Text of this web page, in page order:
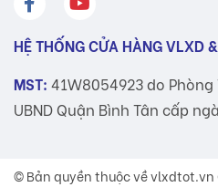
HỆ THỐNG CỬA HÀNG VLXD
MST: 41W8054923 do
UBND Quận Bình Tân cấp
© Bản quyền thuộc vềvlxdtot.vn